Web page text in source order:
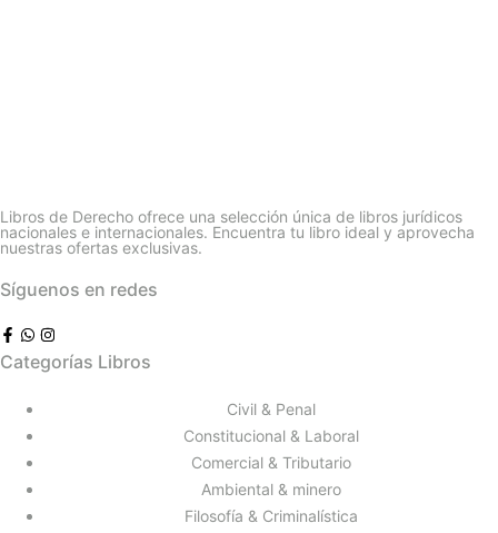
Libros de Derecho ofrece una selección única de libros jurídicos
nacionales e internacionales. Encuentra tu libro ideal y aprovecha
nuestras ofertas exclusivas.
Síguenos en redes
Categorías Libros
Civil & Penal
Constitucional & Laboral
Comercial & Tributario
Ambiental & minero
Filosofía & Criminalística